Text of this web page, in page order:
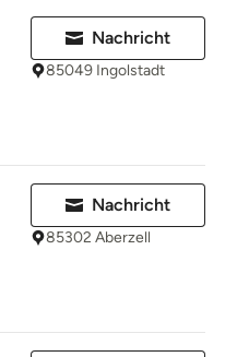
Nachricht
85049 Ingolstadt
Nachricht
85302 Aberzell